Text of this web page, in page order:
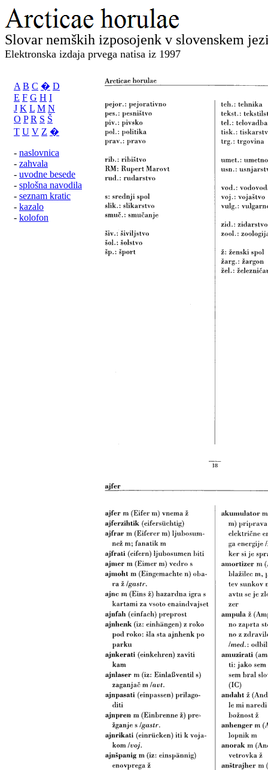
Slovar nemških izposojenk v slovenskem
Elektronska izdaja prvega natisa iz 1997
A B C � D
E F G H I
J K L M N
O P R S Š
T U V Z �
- naslovnica
- zahvala
- uvodne besede
- splošna navodila
- seznam kratic
- kazalo
- kolofon